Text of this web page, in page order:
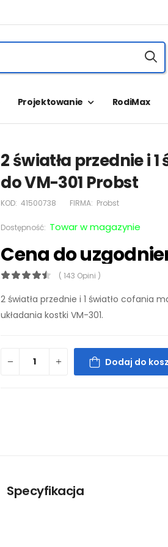
Projektowanie RodiMax
2 światła przednie i
do VM-301 Probst
KOD: 41500738 FIRMA: Probst
Dostępność: Towar w magazynie
Cena do
( 143 Opini )
2 światła przednie i 1 światło cofania
układania kostki VM-301.
Dodaj do
Specyfikacja